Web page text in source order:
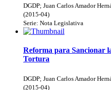
DGDP; Juan Carlos Amador
(2015-04)
Serie: Nota Legislativa
Reforma para Sancionar
Tortura
DGDP; Juan Carlos Amador
(2015-04)